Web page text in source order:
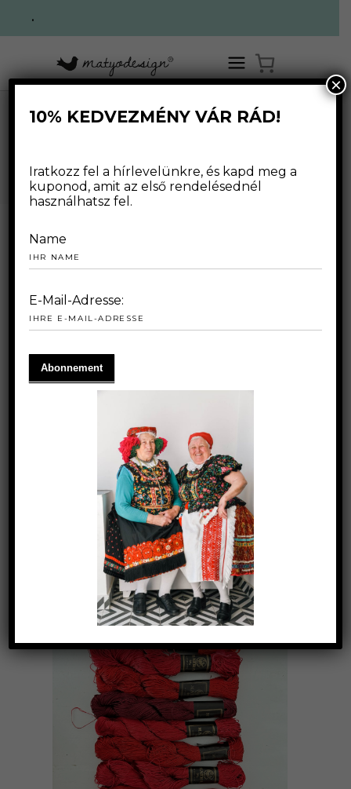
.
A 2025-ÖS ÉV PANTONE SZÍNE:
MOCHA MOUSSE
2024.11.08.
10% KEDVEZMÉNY VÁR RÁD!
Iratkozz fel a hírlevelünkre, és kapd meg a
kuponod, amit az első rendelésednél
használhatsz fel.
Name
E-Mail-Adresse:
×